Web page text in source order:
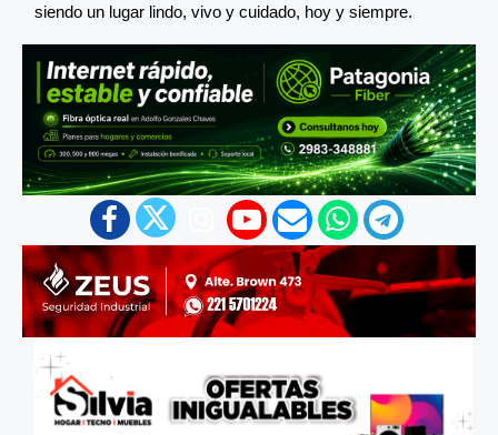
siendo un lugar lindo, vivo y cuidado, hoy y siempre.